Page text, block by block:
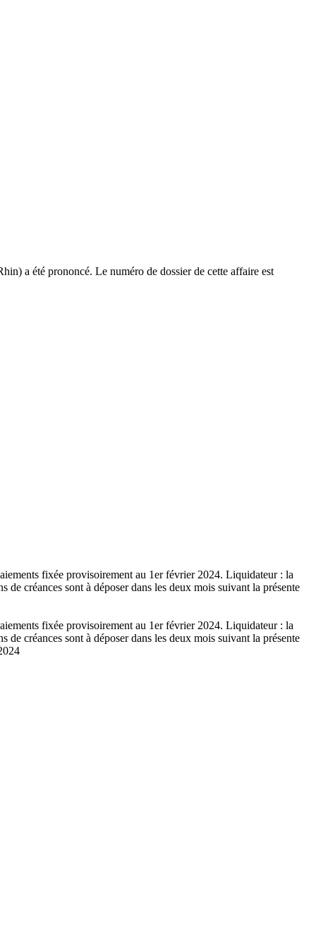
a été prononcé. Le numéro de dossier de cette affaire est
fixée provisoirement au 1er février 2024. Liquidateur : la
créances sont à déposer dans les deux mois suivant la présente
fixée provisoirement au 1er février 2024. Liquidateur : la
créances sont à déposer dans les deux mois suivant la présente